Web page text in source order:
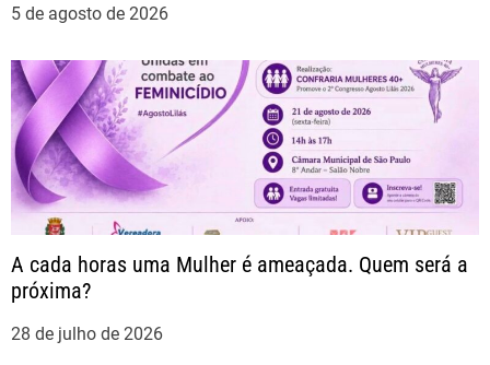
e
P
o
s
5 de agosto de 2026
A cada horas uma Mulher é ameaçada. Quem será a
próxima?
28 de julho de 2026